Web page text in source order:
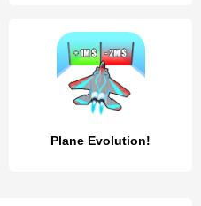
Plane Evolution!